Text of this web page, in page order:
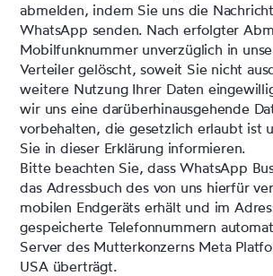
abmelden, indem Sie uns die
WhatsApp senden. Nach erfolgter
Mobilfunknummer unverzüglich in
Verteiler gelöscht, soweit Sie nicht
weitere Nutzung Ihrer Daten
wir uns eine darüberhinausgehende
vorbehalten, die gesetzlich erlaubt ist
Sie in dieser Erklärung informieren.
Bitte beachten Sie, dass WhatsApp
das Adressbuch des von uns hierfür
mobilen Endgeräts erhält und im
gespeicherte Telefonnummern
Server des Mutterkonzerns Meta
USA überträgt.